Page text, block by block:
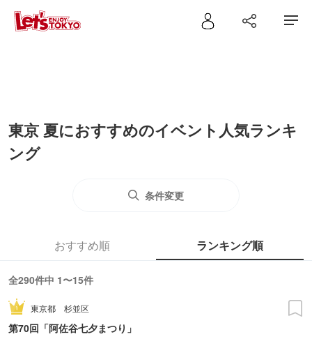
東京 夏におすすめのイベント人気ランキ
ング
条件変更
おすすめ順 ランキング順
全290件中 1〜15件
東京都 杉並区
第70回「阿佐谷七夕まつり」